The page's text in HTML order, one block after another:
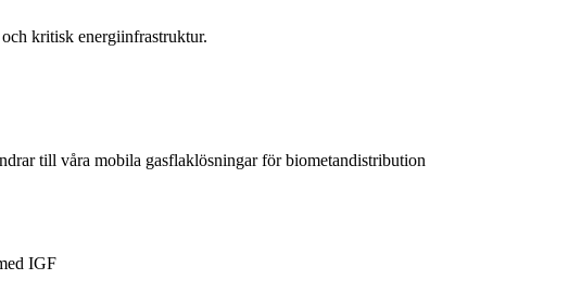
kritisk energiinfrastruktur.
till våra mobila gasflaklösningar för biometandistribution
IGF